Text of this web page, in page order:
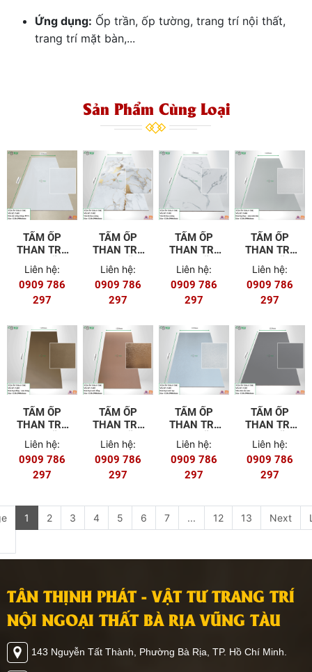
Ứng dụng: Ốp trần, ốp tường, trang trí nội thất,
trang trí mặt bàn,...
Sản Phẩm Cùng Loại
TẤM ỐP
THAN TRE
8MM MÃ T-
601 (FILM
PET)
Liên hệ:
0909 786
297
TẤM ỐP
THAN TRE
8MM MÃ T-
502
Liên hệ:
0909 786
297
TẤM ỐP
THAN TRE
8MM MÃ T-
501
Liên hệ:
0909 786
297
TẤM ỐP
THAN TRE
8MM MÃ T-
404
Liên hệ:
0909 786
297
TẤM ỐP
THAN TRE
8MM MÃ T-
403
Liên hệ:
0909 786
297
TẤM ỐP
THAN TRE
8MM MÃ T-
402
Liên hệ:
0909 786
297
TẤM ỐP
THAN TRE
8MM MÃ T-
401
Liên hệ:
0909 786
297
TẤM ỐP
THAN TRE
8MM MÃ T-
302
Liên hệ:
0909 786
297
1 2 3 4 5 6 7 ... 12 13 Next
TÂN THỊNH PHÁT - VẬT TƯ TRANG TRÍ
NỘI NGOẠI THẤT BÀ RỊA VŨNG TÀU
143 Nguyễn Tất Thành, Phường Bà Rịa, TP. Hồ Chí Minh.